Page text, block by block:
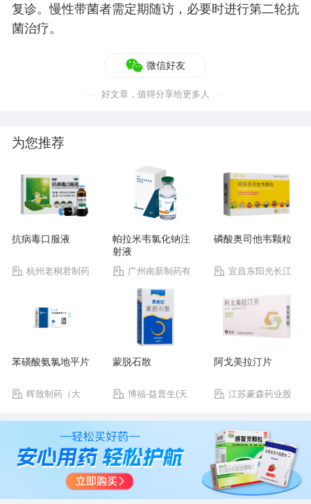
复诊。慢性带菌者需定期随访，必要时进行第二轮抗
菌治疗。
微信好友
好文章，值得分享给更多人
为您推荐
抗病毒口服液
杭州老桐君制药
帕拉米韦氯化钠注
射液
广州南新制药有
限公司
磷酸奥司他韦颗粒
宜昌东阳光长江
苯磺酸氨氯地平片
晖致制药（大
蒙脱石散
博福-益普生(天
阿戈美拉汀片
江苏豪森药业股